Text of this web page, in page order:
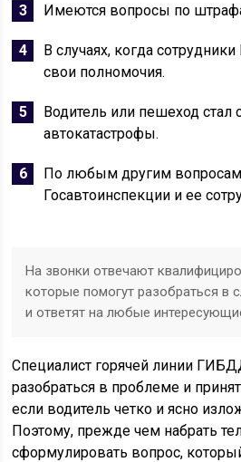
Имеются вопросы по
В случаях, когда
свои полномочия.
Водитель или пешеход стал
автокатастрофы.
По любым другим
Госавтоинспекции и ее
На звонки отвечают
которые помогут разобраться в
и ответят на любые
Специалист горячей линии
разобраться в проблеме и
если водитель четко и ясно
Поэтому, прежде чем набрать
сформулировать вопрос,